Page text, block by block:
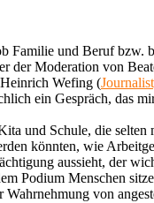
Familie und Beruf
der Moderation von
Wefing (
ein Gespräch, das
und Schule, die
könnten, wie
aussieht, der
Podium Menschen
von